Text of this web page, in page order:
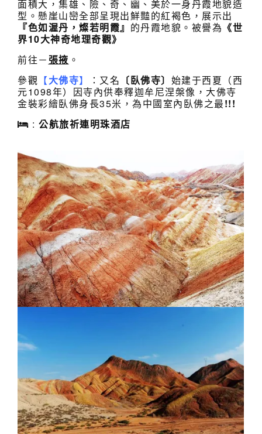
面積大，集雄、險、奇、幽、美於一身丹霞地貌造
型。懸崖山巒全部呈現出鮮豔的紅褐色，展示出
『色如渥丹， 燦若明霞』 的丹霞地貌。被譽為 《世
界10大神奇地理奇觀》
前往－ 張掖 。
參觀 【大佛寺】 ：又名 〔臥佛寺〕 始建于西夏（西
元1098年）因寺內供奉釋迦牟尼涅槃像，大佛寺
金裝彩繪臥佛身長35米，為中國室內臥佛之最!!!
: 公航旅祈連明珠酒店